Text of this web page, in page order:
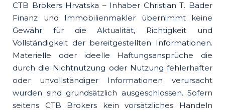
CTB Brokers Hrvatska – Inhaber Christian T. Bader
Finanz und Immobilienmakler übernimmt keine
Gewähr für die Aktualität, Richtigkeit und
Vollständigkeit der bereitgestellten Informationen.
Materielle oder ideelle Haftungsansprüche die
durch die Nichtnutzung oder Nutzung fehlerhafter
oder unvollständiger Informationen verursacht
wurden sind grundsätzlich ausgeschlossen. Sofern
seitens CTB Brokers kein vorsätzliches Handeln